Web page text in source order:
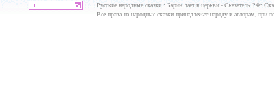
Русские народные сказки : Барин лает в церкви - Сказатель.РФ:
Все права на народные сказки принадлежат народу и авторам, при